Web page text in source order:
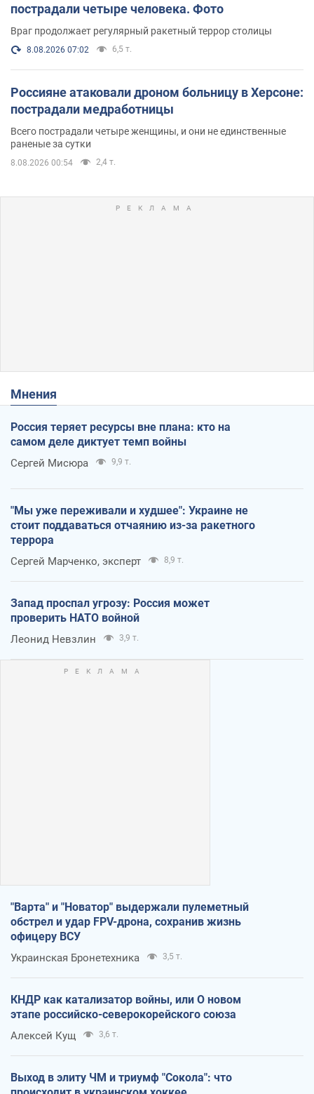
пострадали четыре человека. Фото
Враг продолжает регулярный ракетный террор столицы
8.08.2026 07:02 6,5 т.
Россияне атаковали дроном больницу в Херсоне:
пострадали медработницы
Всего пострадали четыре женщины, и они не единственные
раненые за сутки
8.08.2026 00:54 2,4 т.
Мнения
Россия теряет ресурсы вне плана: кто на
самом деле диктует темп войны
Сергей Мисюра 9,9 т.
"Мы уже переживали и худшее": Украине не
стоит поддаваться отчаянию из-за ракетного
террора
Сергей Марченко, эксперт 8,9 т.
Запад проспал угрозу: Россия может
проверить НАТО войной
Леонид Невзлин 3,9 т.
"Варта" и "Новатор" выдержали пулеметный
обстрел и удар FPV-дрона, сохранив жизнь
офицеру ВСУ
Украинская Бронетехника 3,5 т.
КНДР как катализатор войны, или О новом
этапе российско-северокорейского союза
Алексей Кущ 3,6 т.
Выход в элиту ЧМ и триумф "Сокола": что